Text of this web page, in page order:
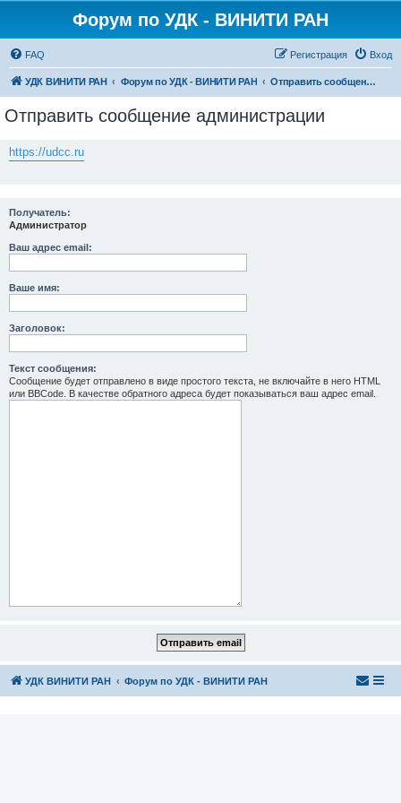
Форум по УДК - ВИНИТИ РАН
FAQ Вход
Регистрация
УДК ВИНИТИ РАН Форум по УДК - ВИНИТИ РАН Отправить сообщение администрации
Отправить сообщение администрации
https://udcc.ru
Получатель:
Администратор
Ваш адрес email:
Ваше имя:
Заголовок:
Текст сообщения:
Сообщение будет отправлено в виде простого текста, не включайте в него HTML
или BBCode. В качестве обратного адреса будет показываться ваш адрес email.
УДК ВИНИТИ РАН Форум по УДК - ВИНИТИ РАН